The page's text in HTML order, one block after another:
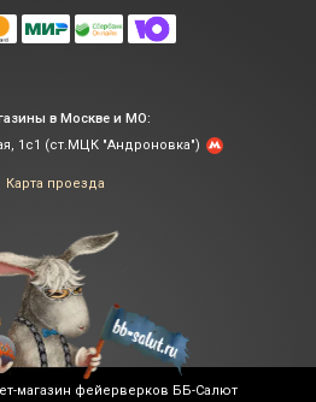
в Москве и МО:
1с1 (ст.МЦК "Андроновка")
Карта проезда
магазин фейерверков ББ-Салют